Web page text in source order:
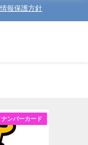
報保護方針
ナンバーカード